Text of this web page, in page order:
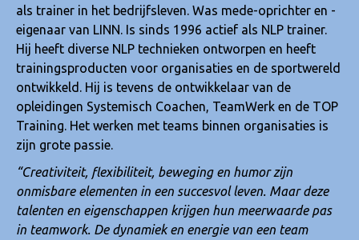
als trainer in het bedrijfsleven. Was mede-oprichter en -
eigenaar van LINN. Is sinds 1996 actief als NLP trainer.
Hij heeft diverse NLP technieken ontworpen en heeft
trainingsproducten voor organisaties en de sportwereld
ontwikkeld. Hij is tevens de ontwikkelaar van de
opleidingen Systemisch Coachen, TeamWerk en de TOP
Training. Het werken met teams binnen organisaties is
zijn grote passie.
“Creativiteit, flexibiliteit, beweging en humor zijn
onmisbare elementen in een succesvol leven. Maar deze
talenten en eigenschappen krijgen hun meerwaarde pas
in teamwork. De dynamiek en energie van een team